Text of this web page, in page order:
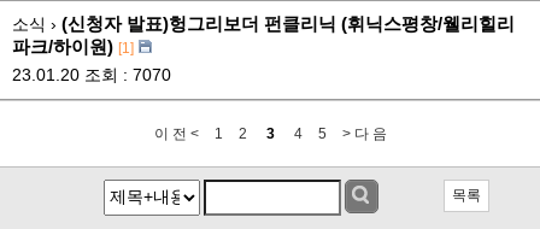
소식 › (신청자 발표)헝그리보더 펀클리닉 (휘닉스평창/웰리힐리
파크/하이원) [1]
23.01.20 조회 : 7070
이 전 < 1 2 3 4 5 > 다 음
목록